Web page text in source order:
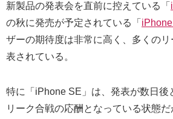
新製品の発表会を直前に控えている「
の秋に発売が予定されている「
ザーの期待度は非常に高く、多くの
表されている。
特に「iPhone SE」は、発表が数日後
リーク合戦の応酬となっている状態